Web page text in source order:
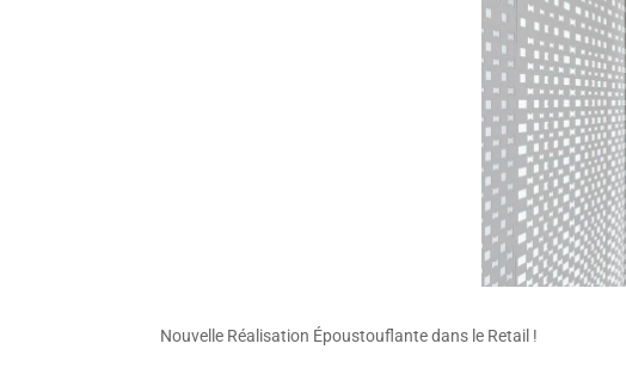
Nouvelle Réalisation Époustouflante dans le Retail !